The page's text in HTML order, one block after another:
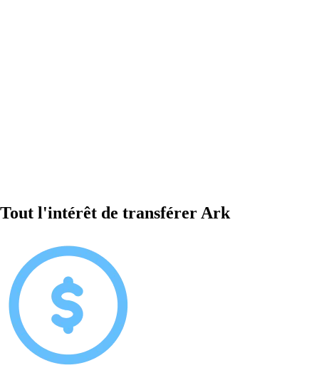
Tout l'intérêt de transférer Ark